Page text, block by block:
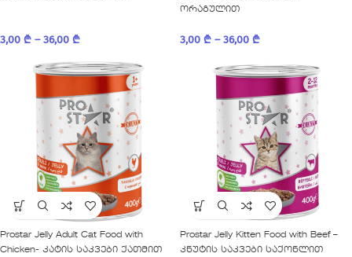
3,00 ₾ – 36,00 ₾
ორაგულით
3,00 ₾ – 36,00 ₾
Prostar Jelly Adult Cat Food with
Chicken- კატის საკვები ქათმით
Prostar Jelly Kitten Food with Beef –
კნუტის საკვები საქონლით